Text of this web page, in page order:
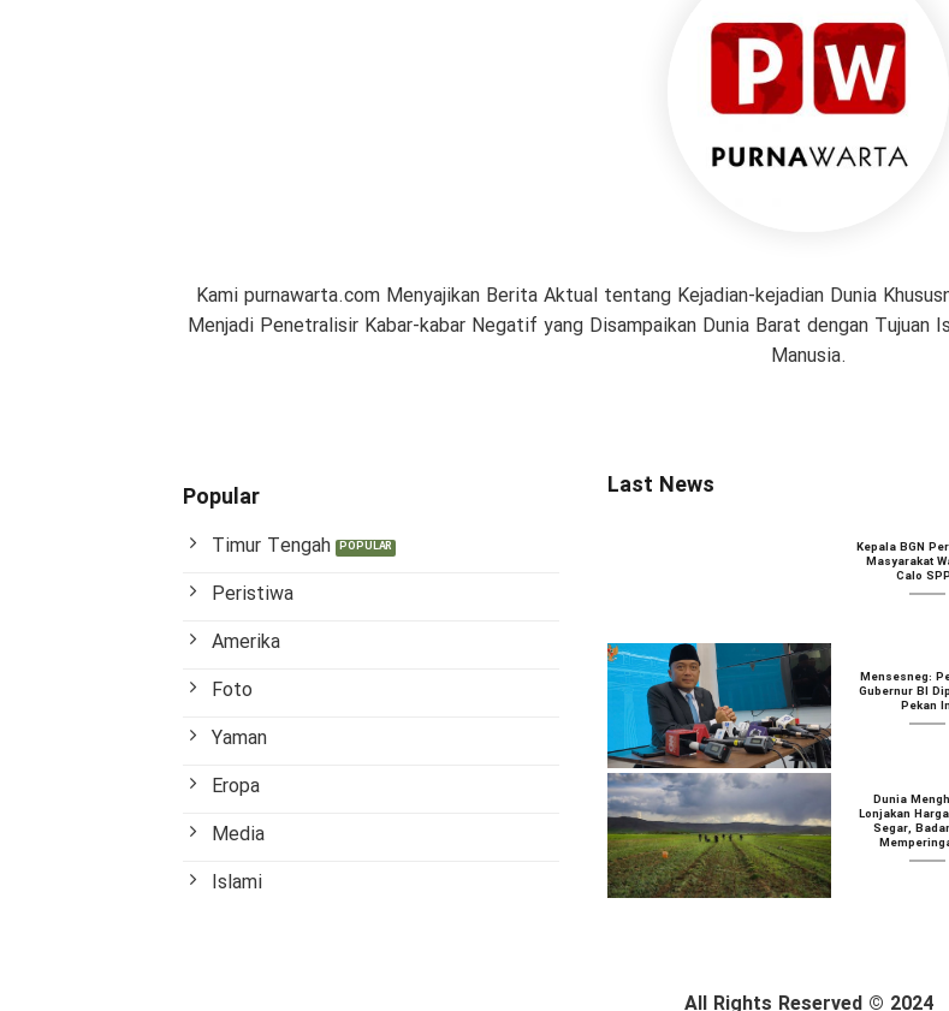
Kami purnawarta.com Menyajikan Berita Aktual tentang Kejadian-kejadian Dunia
Menjadi Penetralisir Kabar-kabar Negatif yang Disampaikan Dunia Barat dengan Tujuan
Manusia.
Popular
Timur Tengah
Peristiwa
Amerika
Foto
Yaman
Eropa
Media
Islami
Last News
Kepala BGN
Masyarakat
Calo
Mensesneg:
Gubernur BI
Pekan
Dunia
Lonjakan
Segar,
All Rights Reserved © 2024